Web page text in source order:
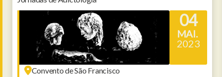
04
MAI.
2023
Convento de São Francisco